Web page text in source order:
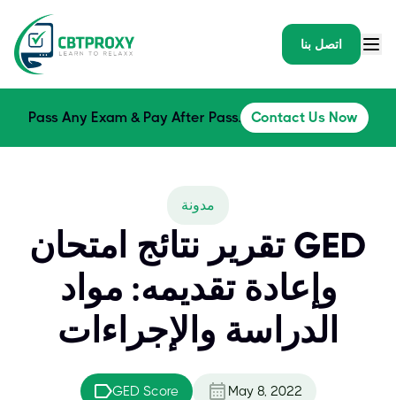
اتصل بنا
Pass Any Exam & Pay After Pass. Contact Us Now
مدونة
تقرير نتائج امتحان GED
وإعادة تقديمه: مواد
الدراسة والإجراءات
GED Score May 8, 2022